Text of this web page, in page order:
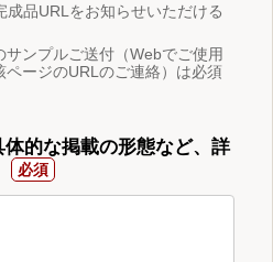
品URLをお知らせいただける
ンプルご送付（Webでご使用
ージのURLのご連絡）は必須
的な掲載の形態など、詳